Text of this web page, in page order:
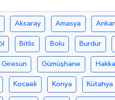
Aksaray Amasya
Bitlis Bolu Burdur
Giresun Gümüşhane
Kocaeli Konya Kütahya